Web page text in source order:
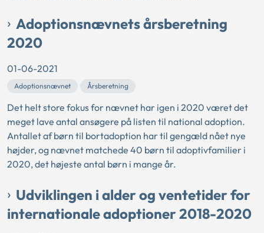
Adoptionsnævnets årsberetning
2020
01-06-2021
Adoptionsnævnet Årsberetning
Det helt store fokus for nævnet har igen i 2020 været det
meget lave antal ansøgere på listen til national adoption.
Antallet af børn til bortadoption har til gengæld nået nye
højder, og nævnet matchede 40 børn til adoptivfamilier i
2020, det højeste antal børn i mange år.
Udviklingen i alder og ventetider for
internationale adoptioner 2018-2020